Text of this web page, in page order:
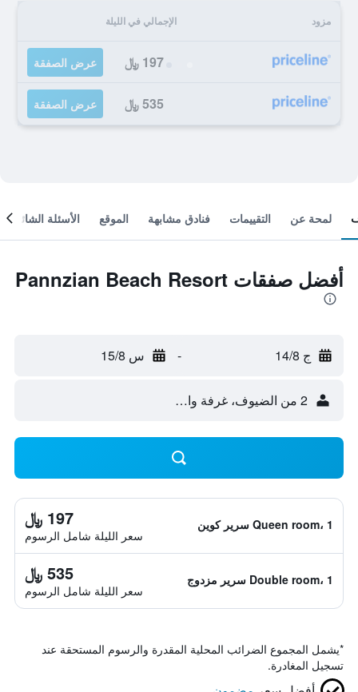
مزود الإجمالي في الليلة
197 ﷼ عرض الصفقة
535 ﷼ عرض الصفقة
لمحة عن التقييمات فنادق مشابهة الموقع الأسئلة الشائعة
أفضل صفقات Pannzian Beach Resort
ج 14/8 - س 15/8
2 من الضيوف، غرفة واحدة
Queen room، 1 سرير كوين 197 ﷼
سعر الليلة شامل الرسوم
Double room، 1 سرير مزدوج 535 ﷼
سعر الليلة شامل الرسوم
*يشمل المجموع الضرائب المحلية المقدرة والرسوم المستحقة عند
تسجيل المغادرة.